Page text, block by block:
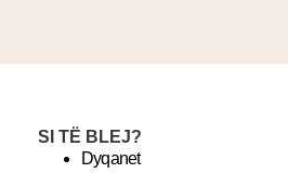
SI TË BLEJ?
Dyqanet